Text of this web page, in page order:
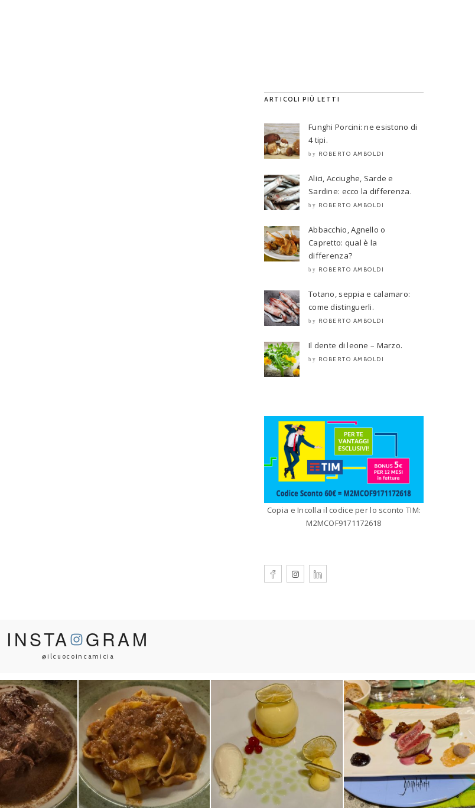
ARTICOLI PIÙ LETTI
Funghi Porcini: ne esistono di
4 tipi.
by ROBERTO AMBOLDI
Alici, Acciughe, Sarde e
Sardine: ecco la differenza.
by ROBERTO AMBOLDI
Abbacchio, Agnello o
Capretto: qual è la
differenza?
by ROBERTO AMBOLDI
Totano, seppia e calamaro:
come distinguerli.
by ROBERTO AMBOLDI
Il dente di leone – Marzo.
by ROBERTO AMBOLDI
Copia e Incolla il codice per lo sconto TIM:
M2MCOF9171172618
INSTA GRAM
@ilcuocoincamicia